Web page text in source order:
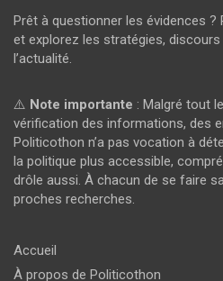
Prêt à questionner les évidences ?
et explorez les stratégies,
l’actualité.
⚠️ Note importante : Malgré tout
vérification des informations, des
Politicothon n’a pas vocation à
la politique plus accessible,
drôle aussi. À chacun de se faire
proches recherches.
Accueil
À propos de Politicothon